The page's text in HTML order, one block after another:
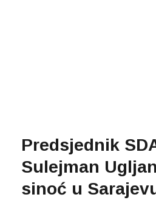
Predsjednik
Sulejman
sinoć u